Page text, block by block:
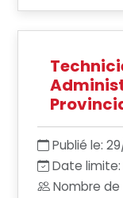
Publié le:
Date limite:
Nombre